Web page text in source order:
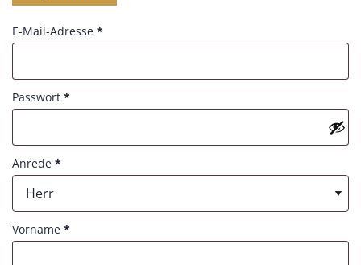
E-Mail-Adresse *R
e
u
r
d
Passwort *R
e
u
r
d
Anrede *
Herr
Vorname *